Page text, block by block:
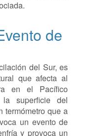
de
del Sur, es
que afecta al
en el Pacífico
superficie del
termómetro que a
un evento de
y provoca un